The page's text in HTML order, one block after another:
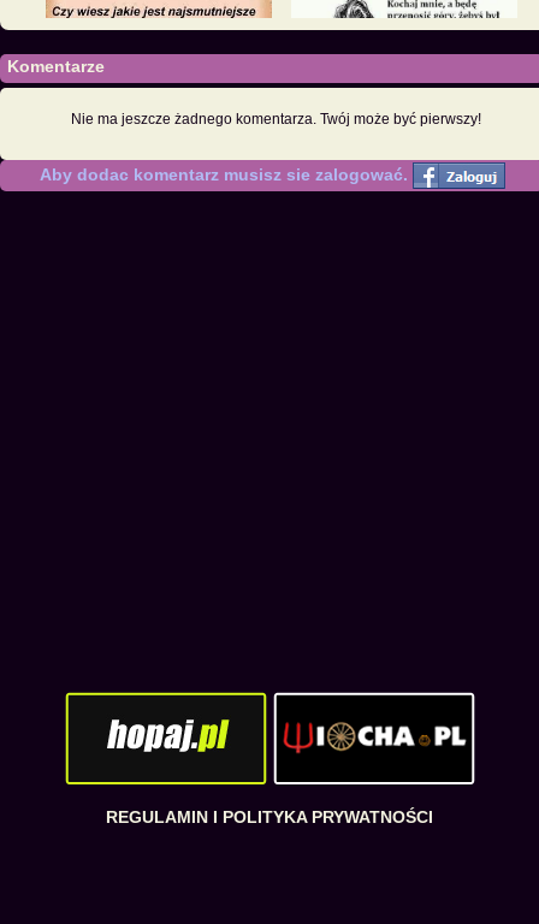
Komentarze
Nie ma jeszcze żadnego komentarza. Twój może być pierwszy!
Aby dodac komentarz musisz sie zalogować.
REGULAMIN I POLITYKA PRYWATNOŚCI